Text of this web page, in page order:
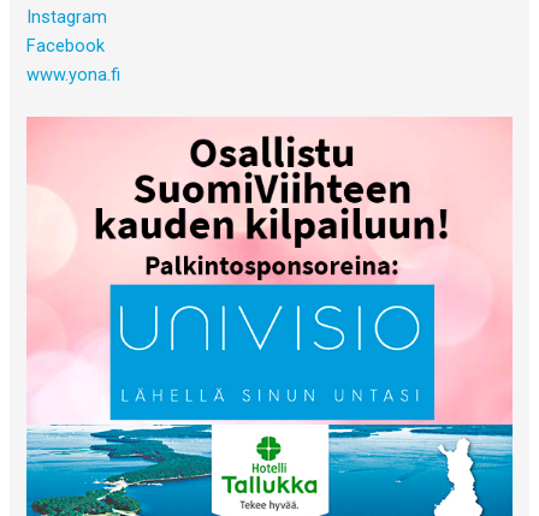
Instagram
Facebook
www.yona.fi